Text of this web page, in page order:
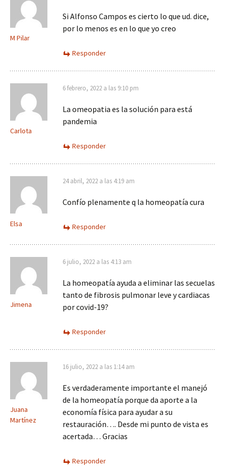
M Pilar
Si Alfonso Campos es cierto lo que ud. dice,
por lo menos es en lo que yo creo
Responder
Carlota
6 febrero, 2022 a las 9:10 pm
La omeopatia es la solución para está
pandemia
Responder
Elsa
24 abril, 2022 a las 4:19 am
Confío plenamente q la homeopatía cura
Responder
Jimena
6 julio, 2022 a las 4:13 am
La homeopatía ayuda a eliminar las secuelas
tanto de fibrosis pulmonar leve y cardiacas
por covid-19?
Responder
Juana
Martínez
16 julio, 2022 a las 1:14 am
Es verdaderamente importante el manejó
de la homeopatía porque da aporte a la
economía física para ayudar a su
restauración…. Desde mi punto de vista es
acertada… Gracias
Responder